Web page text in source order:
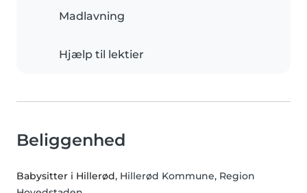
Madlavning
Hjælp til lektier
Beliggenhed
Babysitter i Hillerød, Hillerød Kommune, Region